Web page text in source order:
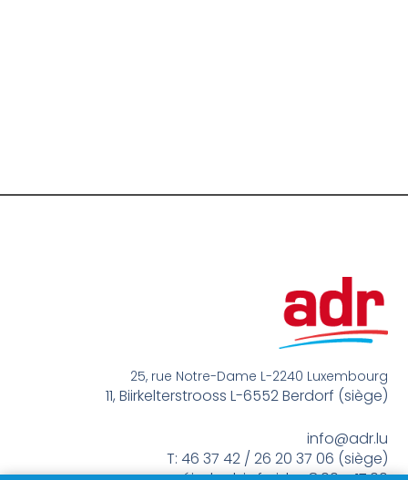
25, rue Notre-Dame L-2240 Luxembourg
11, Biirkelterstrooss L-6552 Berdorf (siège)
info@adr.lu
T: 46 37 42 / 26 20 37 06 (siège)